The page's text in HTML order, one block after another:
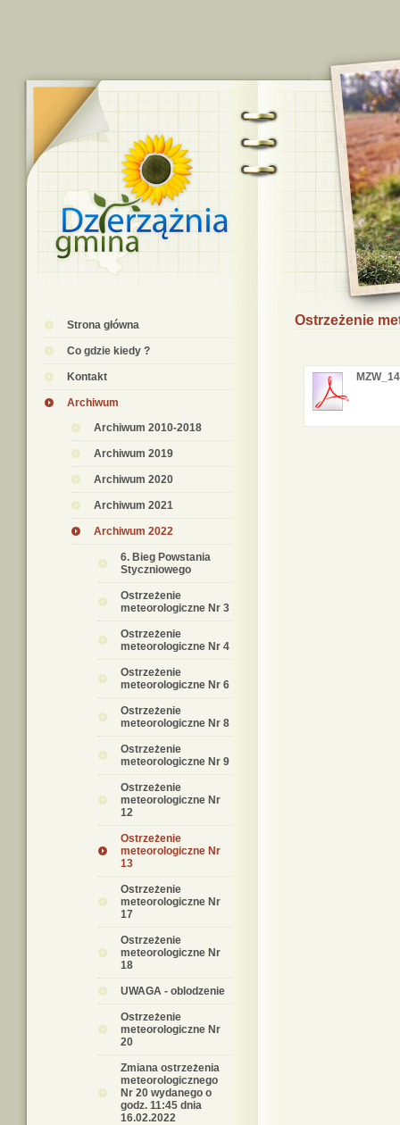
Strona główna
Co gdzie kiedy ?
Kontakt
Archiwum
Archiwum 2010-2018
Archiwum 2019
Archiwum 2020
Archiwum 2021
Archiwum 2022
6. Bieg Powstania
Styczniowego
Ostrzeżenie
meteorologiczne Nr 3
Ostrzeżenie
meteorologiczne Nr 4
Ostrzeżenie
meteorologiczne Nr 6
Ostrzeżenie
meteorologiczne Nr 8
Ostrzeżenie
meteorologiczne Nr 9
Ostrzeżenie
meteorologiczne Nr
12
Ostrzeżenie
meteorologiczne Nr
13
Ostrzeżenie
meteorologiczne Nr
17
Ostrzeżenie
meteorologiczne Nr
18
UWAGA - oblodzenie
Ostrzeżenie
meteorologiczne Nr
20
Zmiana ostrzeżenia
meteorologicznego
Nr 20 wydanego o
godz. 11:45 dnia
16.02.2022
Ostrzeżenie